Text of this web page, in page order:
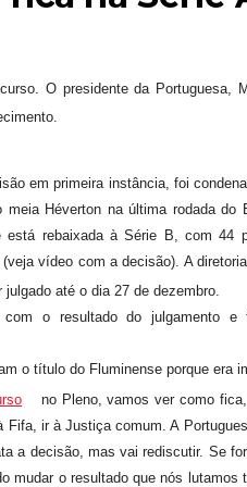
O presidente da Portuguesa,
em primeira instância, foi
Héverton na última rodada do
rebaixada à Série B, com 44
vídeo com a decisão). A
até o dia 27 de dezembro.
o resultado do julgamento e
o título do Fluminense porque era
no Pleno, vamos ver como
ir à Justiça comum. A
a decisão, mas vai rediscutir. Se for
mudar o resultado que nós lutamos